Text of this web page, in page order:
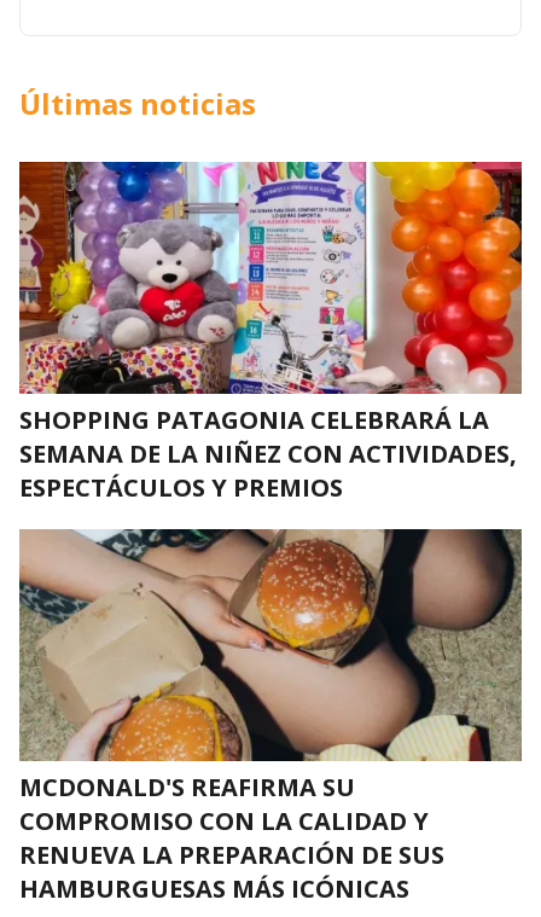
Últimas noticias
SHOPPING PATAGONIA CELEBRARÁ LA
SEMANA DE LA NIÑEZ CON ACTIVIDADES,
ESPECTÁCULOS Y PREMIOS
MCDONALD'S REAFIRMA SU
COMPROMISO CON LA CALIDAD Y
RENUEVA LA PREPARACIÓN DE SUS
HAMBURGUESAS MÁS ICÓNICAS